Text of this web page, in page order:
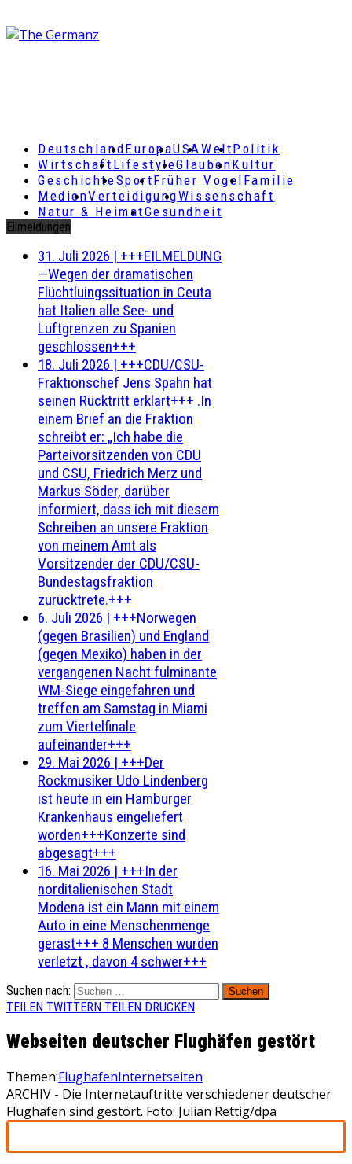
DeutschlandEuropaUSAWeltPolitik
Wirtschaft LifestyleGlaubenKultur
GeschichteSportFrüher Vogel Familie
MedienVerteidigungWissenschaft
Natur & HeimatGesundheit
Eilmeldungen
31. Juli 2026 | +++EILMELDUNG
—Wegen der dramatischen
Flüchtluingssituation in Ceuta
hat Italien alle See- und
Luftgrenzen zu Spanien
geschlossen+++
18. Juli 2026 | +++CDU/CSU-
Fraktionschef Jens Spahn hat
seinen Rücktritt erklärt+++ .In
einem Brief an die Fraktion
schreibt er: „Ich habe die
Parteivorsitzenden von CDU
und CSU, Friedrich Merz und
Markus Söder, darüber
informiert, dass ich mit diesem
Schreiben an unsere Fraktion
von meinem Amt als
Vorsitzender der CDU/CSU-
Bundestagsfraktion
zurücktrete.+++
6. Juli 2026 | +++Norwegen
(gegen Brasilien) und England
(gegen Mexiko) haben in der
vergangenen Nacht fulminante
WM-Siege eingefahren und
treffen am Samstag in Miami
zum Viertelfinale
aufeinander+++
29. Mai 2026 | +++Der
Rockmusiker Udo Lindenberg
ist heute in ein Hamburger
Krankenhaus eingeliefert
worden+++Konzerte sind
abgesagt+++
16. Mai 2026 | +++In der
norditalienischen Stadt
Modena ist ein Mann mit einem
Auto in eine Menschenmenge
gerast+++ 8 Menschen wurden
verletzt , davon 4 schwer+++
Suchen nach:
TEILEN TWITTERN TEILEN DRUCKEN
Webseiten deutscher Flughäfen gestört
Themen:FlughafenInternetseiten
ARCHIV - Die Internetauftritte verschiedener deutscher
Flughäfen sind gestört. Foto: Julian Rettig/dpa